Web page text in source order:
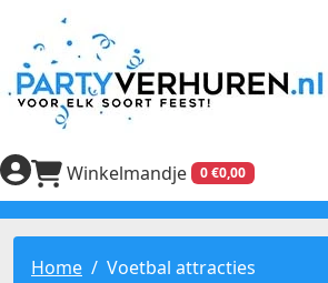
Winkelmandje 0 €0,00
Home Voetbal attracties